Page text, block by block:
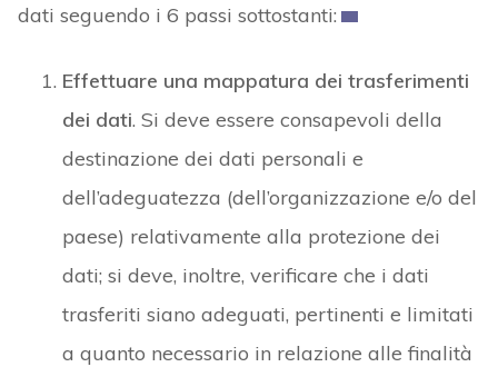
dati seguendo i 6 passi sottostanti:
Effettuare una mappatura dei trasferimenti
dei dati. Si deve essere consapevoli della
destinazione dei dati personali e
dell’adeguatezza (dell’organizzazione e/o del
paese) relativamente alla protezione dei
dati; si deve, inoltre, verificare che i dati
trasferiti siano adeguati, pertinenti e limitati
a quanto necessario in relazione alle finalità